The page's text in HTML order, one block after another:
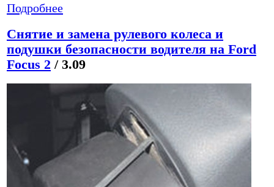
Подробнее
Снятие и замена рулевого колеса и
подушки безопасности водителя на Ford
Focus 2 / 3.09